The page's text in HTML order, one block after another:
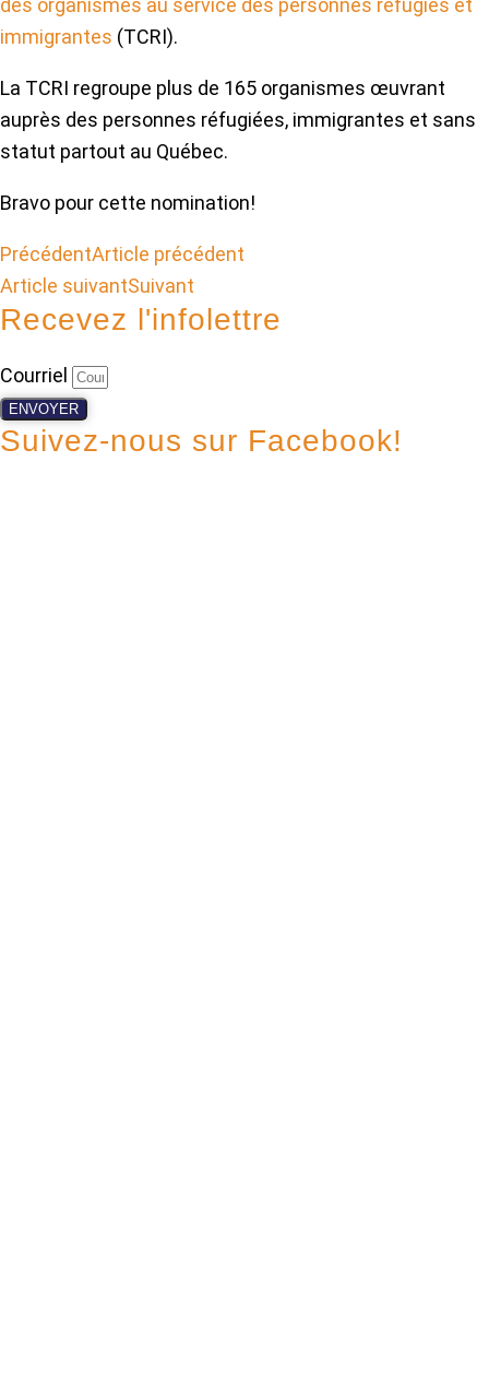
des organismes au service des personnes réfugiés et
immigrantes (TCRI).
La TCRI regroupe plus de 165 organismes œuvrant
auprès des personnes réfugiées, immigrantes et sans
statut partout au Québec.
Bravo pour cette nomination!
PrécédentArticle précédent
Article suivantSuivant
Recevez l'infolettre
Courriel
ENVOYER
Suivez-nous sur Facebook!